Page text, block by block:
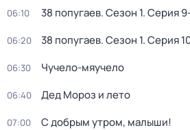
06:10 38 попугаев. Сезон 1. Серия
06:20 38 попугаев. Сезон 1. Серия
06:30 Чучело-мяучело
06:40 Дед Мороз и лето
07:00 С добрым утром, малыши!